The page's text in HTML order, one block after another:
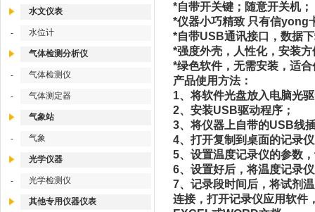
水文仪表
- 水位计
气体检测分析仪
- 气体检测仪
- 气体测定器
气象站
- 气象
光学仪器
- 光学检测仪
其他专用仪器仪表
*自带开关键；随意开关机；
*仪器小巧精致 只有信yong
*自带USB通讯接口，数据
*强度外壳，人性化，安装方
*绿色软件，无需安装，适
产品使用方法：
1、将软件光盘放入电脑光
2、安装USB驱动程序；
3、将仪器上自带的USB线
4、打开复制到桌面的记录
5、设置温度记录仪的参数
6、设置好后，将温度记录
7、记录段时间后，将试剂
连接，打开记录仪应用软件